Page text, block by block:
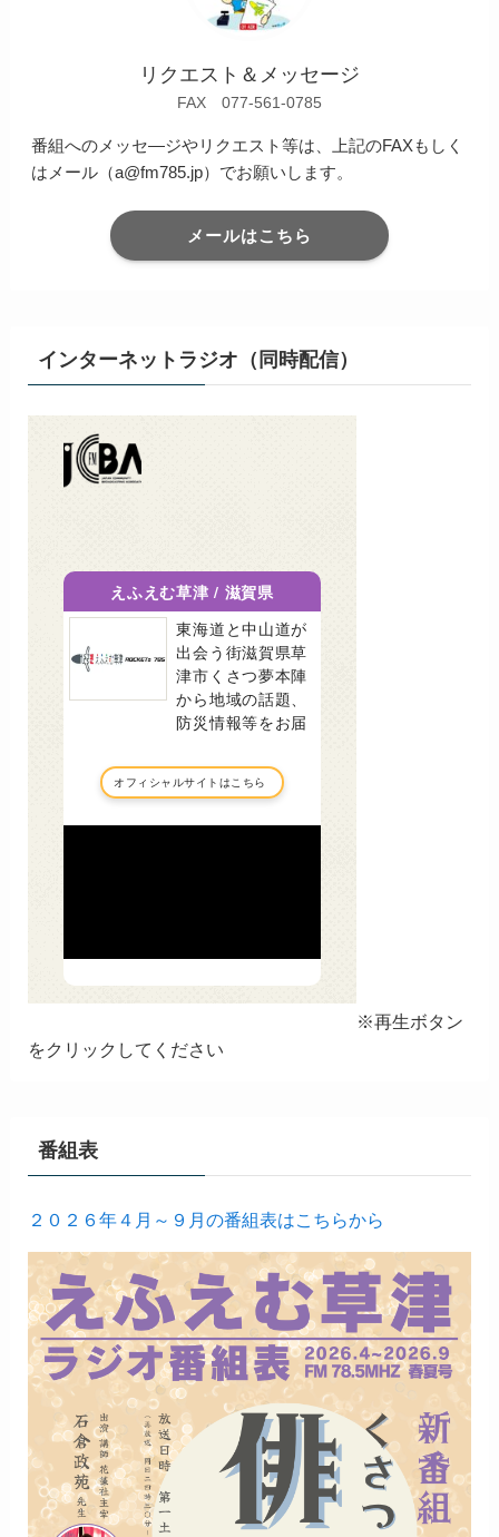
リクエスト＆メッセージ
FAX 077-561-0785
番組へのメッセ―ジやリクエスト等は、上記のFAXもしく
はメール（a@fm785.jp）でお願いします。
メールはこちら
インターネットラジオ（同時配信）
※再生ボタン
をクリックしてください
番組表
２０２６年４月～９月の番組表はこちらから